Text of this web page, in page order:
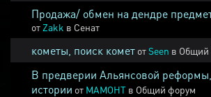
Продажа/ обмен на дендре
от Zakk в Сенат
кометы, поиск комет отSeen в Общий
В предверии Альянсовой
истории от MAMOHT в Общий форум